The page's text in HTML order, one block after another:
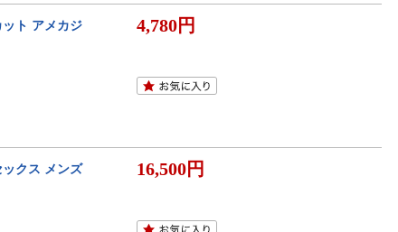
ト アメカジ
4,780円
クス メンズ
16,500円